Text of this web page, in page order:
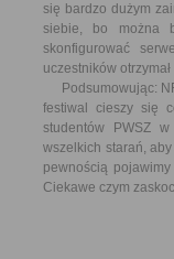
się bardzo dużym
siebie, bo można
skonfigurować
uczestników
Podsumowując:
festiwal cieszy się
studentów PWSZ
wszelkich starań,
pewnością
Ciekawe czym